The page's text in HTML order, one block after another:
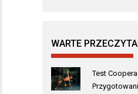
WARTE
Test